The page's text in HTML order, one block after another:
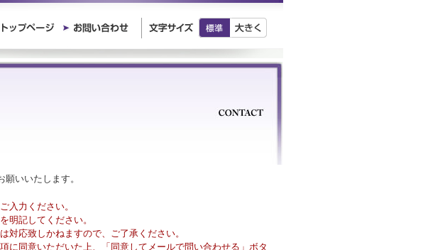
いいたします。
入力ください。
明記してください。
応致しかねますので、ご了承ください。
に同意いただいた上、「同意してメールで問い合わせる」ボタ